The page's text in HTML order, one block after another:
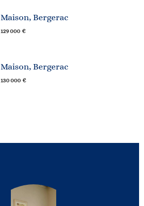
Maison, Bergerac
129 000 €
Maison, Bergerac
130 000 €